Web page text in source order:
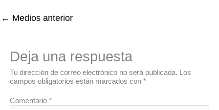
← Medios anterior
Deja una respuesta
Tu dirección de correo electrónico no será publicada. Los
campos obligatorios están marcados con *
Comentario *